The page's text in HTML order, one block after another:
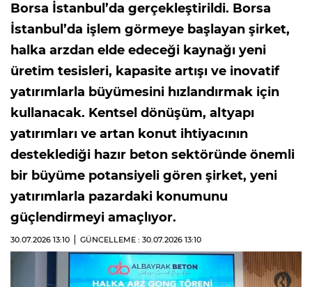
Borsa İstanbul’da gerçekleştirildi. Borsa
İstanbul’da işlem görmeye başlayan şirket,
halka arzdan elde edeceği kaynağı yeni
üretim tesisleri, kapasite artışı ve inovatif
yatırımlarla büyümesini hızlandırmak için
kullanacak. Kentsel dönüşüm, altyapı
yatırımları ve artan konut ihtiyacının
desteklediği hazır beton sektöründe önemli
bir büyüme potansiyeli gören şirket, yeni
yatırımlarla pazardaki konumunu
güçlendirmeyi amaçlıyor.
30.07.2026 13:10 GÜNCELLEME : 30.07.2026 13:10